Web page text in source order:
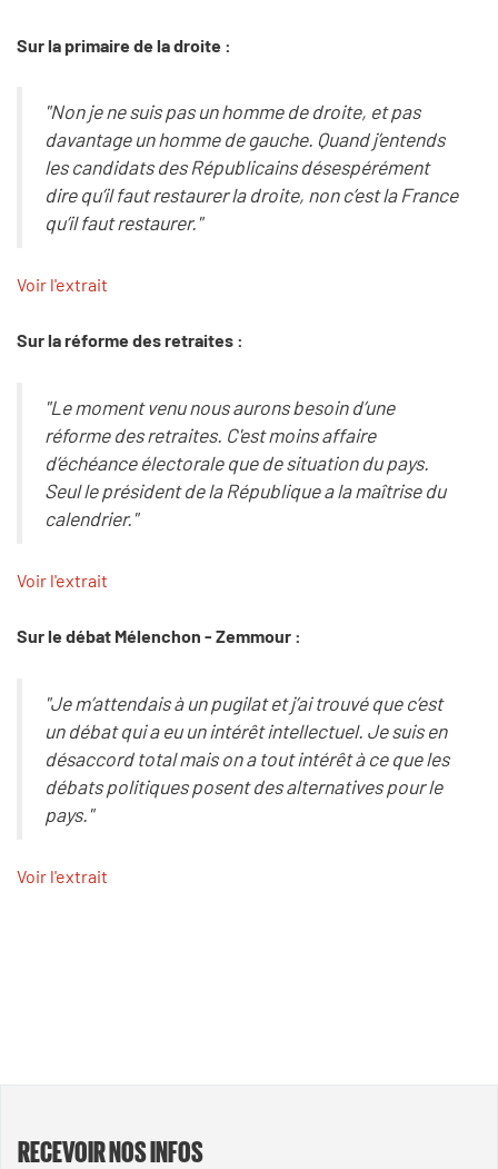
Sur la primaire de la droite :
"Non je ne suis pas un homme de droite, et pas
davantage un homme de gauche. Quand j’entends
les candidats des Républicains désespérément
dire qu’il faut restaurer la droite, non c’est la France
qu’il faut restaurer."
Voir l'extrait
Sur la réforme des retraites :
"Le moment venu nous aurons besoin d’une
réforme des retraites. C'est moins affaire
d’échéance électorale que de situation du pays.
Seul le président de la République a la maîtrise du
calendrier."
Voir l'extrait
Sur le débat Mélenchon - Zemmour :
"Je m’attendais à un pugilat et j’ai trouvé que c’est
un débat qui a eu un intérêt intellectuel. Je suis en
désaccord total mais on a tout intérêt à ce que les
débats politiques posent des alternatives pour le
pays."
Voir l'extrait
RECEVOIR NOS INFOS